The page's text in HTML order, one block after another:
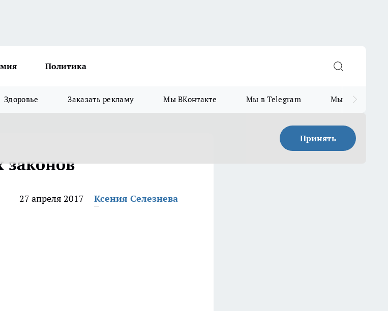
Политика
Здоровье Заказать рекламу Мы ВКонтакте Мы в Telegram Мы в MAX
Принять
законов
27 апреля 2017
Ксения Селезнева